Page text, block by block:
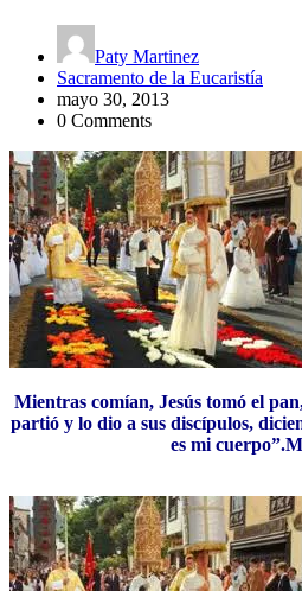
Paty Martinez
Sacramento de la Eucaristía
mayo 30, 2013
0 Comments
Mientras comían, Jesús tomó el
partió y lo dio a sus discípulos,
es mi